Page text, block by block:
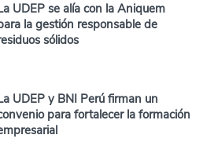
UDEP se alía con la Aniquem
la gestión responsable de
sólidos
UDEP y BNI Perú firman un
para fortalecer la formación